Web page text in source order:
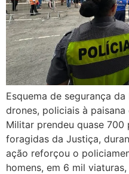
Esquema de segurança
drones, policiais à
Militar prendeu quase 700
foragidas da Justiça,
ação reforçou o
homens, em 6 mil